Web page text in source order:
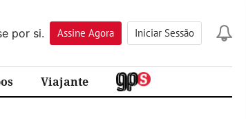
por si.
Assine Agora Iniciar Sessão
Viajante